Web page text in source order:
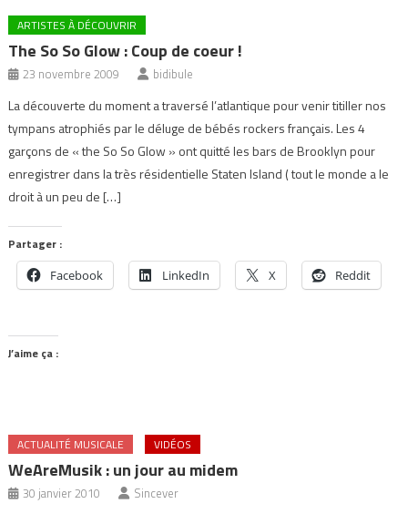
ARTISTES À DÉCOUVRIR
The So So Glow : Coup de coeur !
23 novembre 2009 bidibule
La découverte du moment a traversé l’atlantique pour venir titiller nos
tympans atrophiés par le déluge de bébés rockers français. Les 4
garçons de « the So So Glow » ont quitté les bars de Brooklyn pour
enregistrer dans la très résidentielle Staten Island ( tout le monde a le
droit à un peu de […]
Partager :
Facebook LinkedIn X Reddit
J’aime ça :
ACTUALITÉ MUSICALE VIDÉOS
WeAreMusik : un jour au midem
30 janvier 2010 Sincever